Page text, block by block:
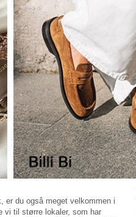
er du også meget velkommen i
vi til større lokaler, som har